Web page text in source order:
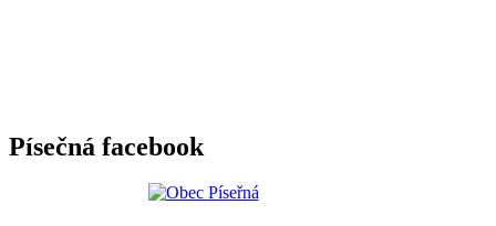
Písečná facebook